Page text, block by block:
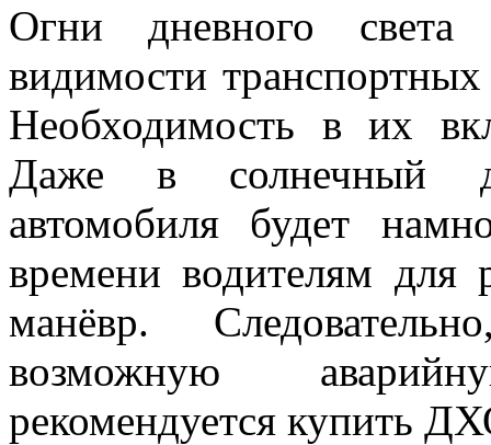
Огни дневного света
видимости транспортных
Необходимость в их
Даже в солнечный
автомобиля будет
времени водителям для
манёвр.
возможную
рекомендуется купить